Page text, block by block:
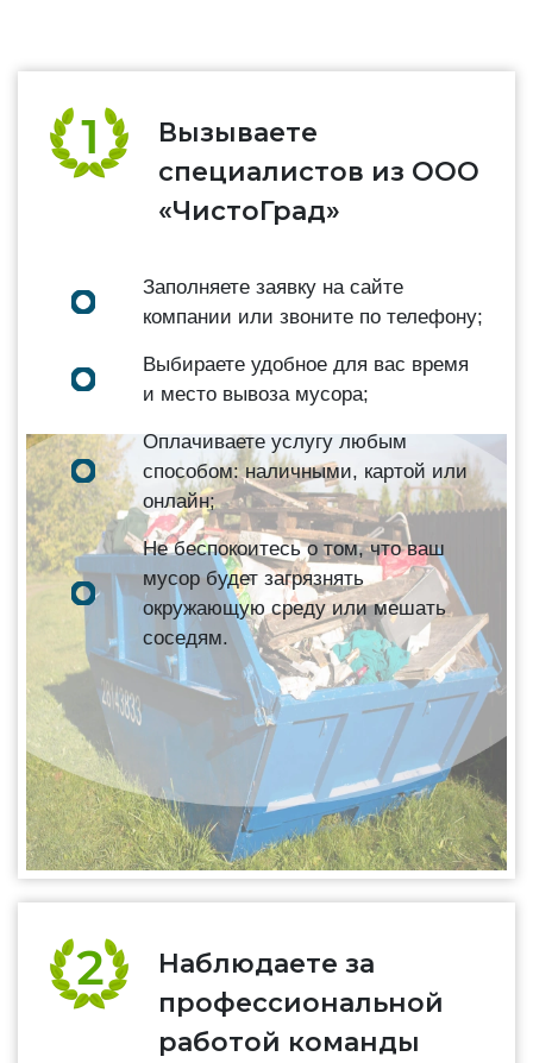
Вызываете
специалистов из ООО
«ЧистоГрад»
Заполняете заявку на сайте
компании или звоните по телефону;
Выбираете удобное для вас время
и место вывоза мусора;
Оплачиваете услугу любым
способом: наличными, картой или
онлайн;
Не беспокоитесь о том, что ваш
мусор будет загрязнять
окружающую среду или мешать
соседям.
Наблюдаете за
профессиональной
работой команды